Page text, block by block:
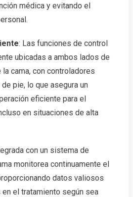
médica y evitando el
: Las funciones de control
ubicadas a ambos lados de
la cama, con controladores
pie, lo que asegura un
eficiente para el
en situaciones de alta
con un sistema de
monitorea continuamente el
datos valiosos
el tratamiento según sea